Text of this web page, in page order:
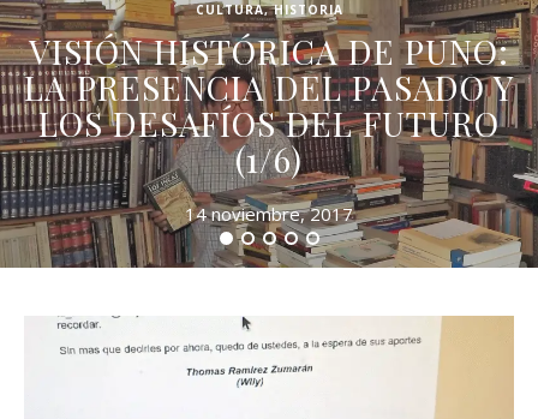
CULTURA,HISTORIA
VISIÓN HISTÓRICA DE PUNO:
LA PRESENCIA DEL PASADO Y
LOS DESAFÍOS DEL FUTURO
(1/6)
14 noviembre, 2017